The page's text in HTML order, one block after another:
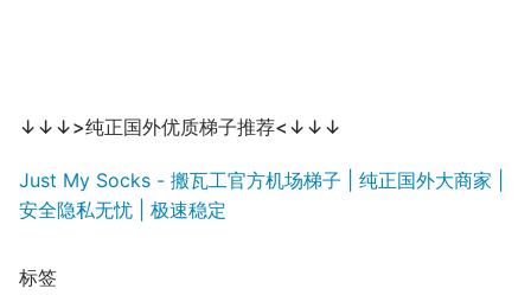
↓↓↓>纯正国外优质梯子推荐<↓↓↓
Just My Socks - 搬瓦工官方机场梯子 | 纯正国外大商家 |
安全隐私无忧 | 极速稳定
标签